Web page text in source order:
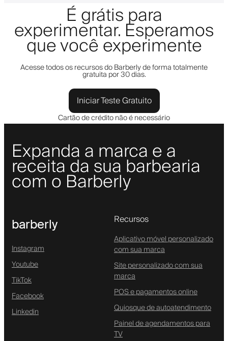
É grátis para
experimentar. Esperamos
que você experimente
Acesse todos os recursos do Barberly de forma totalmente
gratuita por 30 dias.
Iniciar Teste Gratuito
Cartão de crédito não é necessário
Expanda a marca e a
receita da sua barbearia
com o Barberly
barberly
Instagram
Youtube
TikTok
Facebook
Linkedin
Recursos
Aplicativo móvel personalizado
com sua marca
Site personalizado com sua
marca
POS e pagamentos online
Quiosque de autoatendimento
Painel de agendamentos para
TV